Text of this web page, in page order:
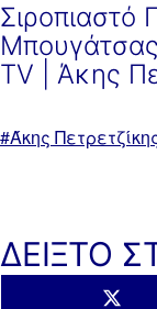
Σιροπιαστό
TV | Άκης
ΜεΆκης
ΔΕΙΞΤΟ